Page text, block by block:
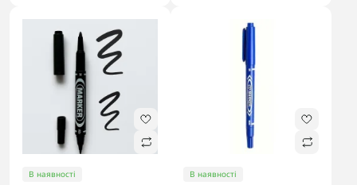
В наявності В наявності